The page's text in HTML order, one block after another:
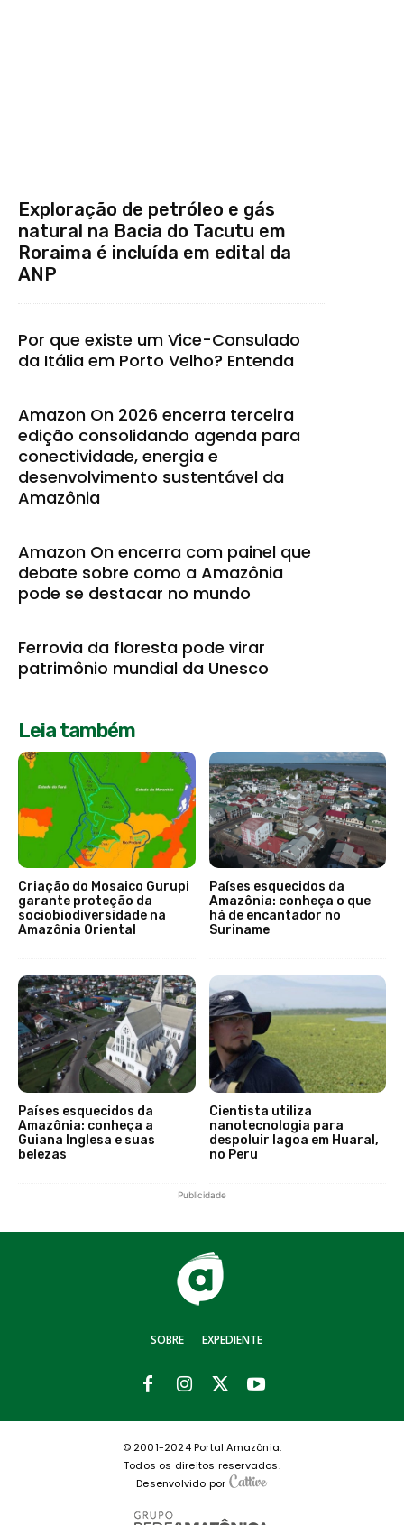
Exploração de petróleo e gás
natural na Bacia do Tacutu em
Roraima é incluída em edital da
ANP
Por que existe um Vice-Consulado
da Itália em Porto Velho? Entenda
Amazon On 2026 encerra terceira
edição consolidando agenda para
conectividade, energia e
desenvolvimento sustentável da
Amazônia
Amazon On encerra com painel que
debate sobre como a Amazônia
pode se destacar no mundo
Ferrovia da floresta pode virar
patrimônio mundial da Unesco
Leia também
Criação do Mosaico Gurupi
garante proteção da
sociobiodiversidade na
Amazônia Oriental
Países esquecidos da
Amazônia: conheça o que
há de encantador no
Suriname
Países esquecidos da
Amazônia: conheça a
Guiana Inglesa e suas
belezas
Cientista utiliza
nanotecnologia para
despoluir lagoa em Huaral,
no Peru
Publicidade
SOBRE EXPEDIENTE
© 2001-2024 Portal Amazônia.
Todos os direitos reservados.
Desenvolvido por